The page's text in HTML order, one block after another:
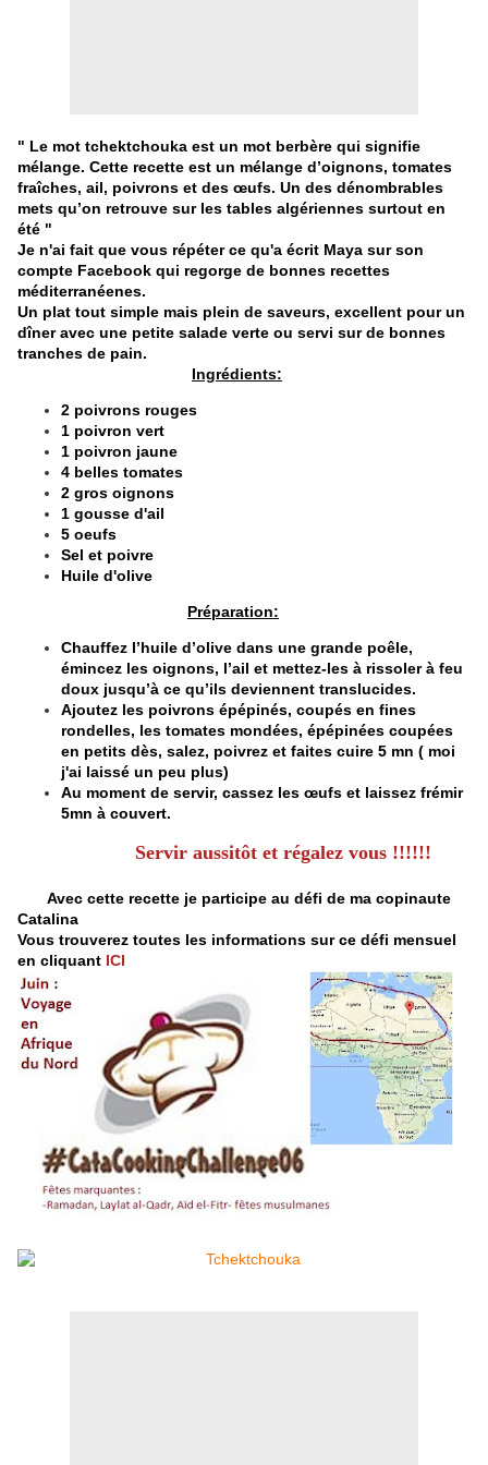
" Le mot tchektchouka est un mot berbère qui signifie
mélange. Cette recette est un mélange d’oignons, tomates
fraîches, ail, poivrons et des œufs. Un des dénombrables
mets qu’on retrouve sur les tables algériennes surtout en
été "
Je n'ai fait que vous répéter ce qu'a écrit Maya sur son
compte Facebook qui regorge de bonnes recettes
méditerranéenes.
Un plat tout simple mais plein de saveurs, excellent pour un
dîner avec une petite salade verte ou servi sur de bonnes
tranches de pain.
Ingrédients:
2 poivrons rouges
1 poivron vert
1 poivron jaune
4 belles tomates
2 gros oignons
1 gousse d'ail
5 oeufs
Sel et poivre
Huile d'olive
Préparation:
Chauffez l’huile d’olive dans une grande poêle,
émincez les oignons, l’ail et mettez-les à rissoler à feu
doux jusqu’à ce qu’ils deviennent translucides.
Ajoutez les poivrons épépinés, coupés en fines
rondelles, les tomates mondées, épépinées coupées
en petits dès, salez, poivrez et faites cuire 5 mn ( moi
j'ai laissé un peu plus)
Au moment de servir, cassez les œufs et laissez frémir
5mn à couvert.
Servir aussitôt et régalez vous !!!!!!
Avec cette recette je participe au défi de ma copinaute
Catalina
Vous trouverez toutes les informations sur ce défi mensuel
en cliquant ICI